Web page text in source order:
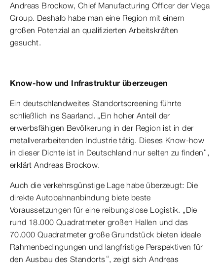
Andreas Brockow, Chief Manufacturing Officer der Viega
Group. Deshalb habe man eine Region mit einem
großen Potenzial an qualifizierten Arbeitskräften
gesucht.
Know-how und Infrastruktur überzeugen
Ein deutschlandweites Standortscreening führte
schließlich ins Saarland. „Ein hoher Anteil der
erwerbsfähigen Bevölkerung in der Region ist in der
metallverarbeitenden Industrie tätig. Dieses Know-how
in dieser Dichte ist in Deutschland nur selten zu finden“,
erklärt Andreas Brockow.
Auch die verkehrsgünstige Lage habe überzeugt: Die
direkte Autobahnanbindung biete beste
Voraussetzungen für eine reibungslose Logistik. „Die
rund 18.000 Quadratmeter großen Hallen und das
70.000 Quadratmeter große Grundstück bieten ideale
Rahmenbedingungen und langfristige Perspektiven für
den Ausbau des Standorts“, zeigt sich Andreas